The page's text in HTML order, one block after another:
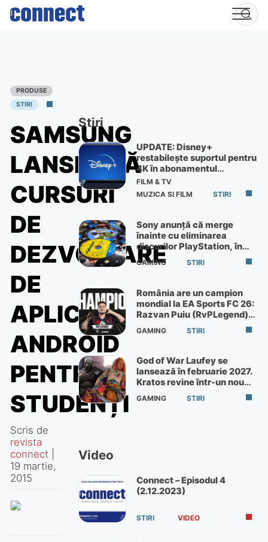
Skip
PRODUSE
STIRI
SAMSUNG
LANSEAZĂ
CURSURI
DE
DEZVOLTARE
DE
APLICAȚII
ANDROID
PENTRU
STUDENȚI
Scris de
revista
connect
19 martie,
2015
Știri
UPDATE: Disney+
restabilește suportul pentru
4K în abonamentul
Premium
FILM & TV
MUZICA SI FILM
STIRI
Sony anunță că merge
înainte cu eliminarea
discurilor PlayStation, în
ciuda protestelor
GAMING STIRI
România are un campion
mondial la EA Sports FC 26:
Razvan Puiu (RvPLegend)
câștigă turneul de la Paris
GAMING STIRI
God of War Laufey se
lansează în februarie 2027.
Kratos revine într-un nou
God of War
GAMING STIRI
Video
Connect – Episodul 4
(2.12.2023)
STIRI VIDEO